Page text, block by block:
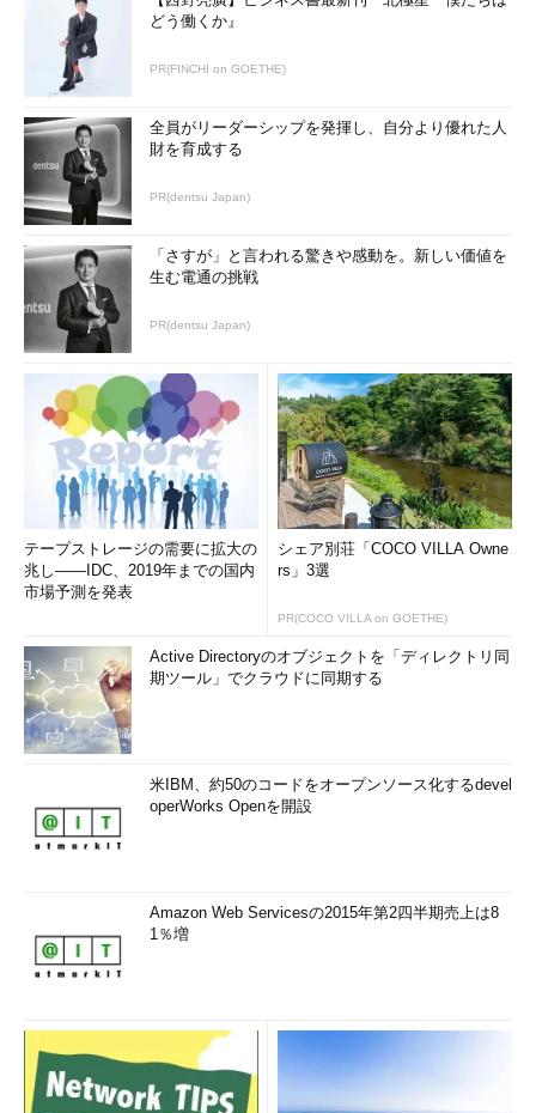
付けにしたもの）、SCSI、SAS（Serial Attached SCSI）、
iSCSI、USBやIEEE 1394（FireWire）接続のディスクなど何でも
よい。プールを構成する各ディスクの容量や速度、接続方法を統
望ましい。記憶域プールでは各ディスクの速度差などは考慮しな
いため）。
複数のディスクをまとめてくれるので、小容量のディスクであ
っても何台か接続すれば、個々の物理ディスク・サイズを超える
大きなボリュームが作成できるようになる。この点では、
Windows Home Serverなどで利用できた「
ンダ」の機能に近いが（Windows 7時代のワークグループ・ネッ
トワーク「Windows Home Server 2011
っと柔軟性やスケーラビリティ、パフォーマンス、冗長性機能に
優れている。
記憶域プールの機能を図にすると次のようになる。
記憶域プール
物理ディスクを複数台まとめて（1台でも可）、プ
ールとする。そして作成した論理的な仮想ディス
クに対して、256Mbytesずつ割り当てる。使用す
る領域にのみブロック（スラブ）を割り当てるの
で、論理ディスクのサイズは将来を見越してあら
かじめ大きく割り当てておくと、以後の管理が楽
計サイズを超えてデータを記録することはできな
いので、必要に応じて物理ディスクを追加する。
して扱っている。そして、そのプールから3つの論理ディスク
（E:、F:、G:）を作成しているが、記憶域プールがユニークなの
は、その論理ドライブへのディスク領域の割り当て方にある。記
どう働くか』
PR(FINCHI on GOETHE)
全員がリーダーシップを発揮し、自分より優れた人
財を育成する
PR(dentsu Japan)
「さすが」と言われる驚きや感動を。新しい価値を
生む電通の挑戦
PR(dentsu Japan)
テープストレージの需要に拡大の
兆し――IDC、2019年までの国内
市場予測を発表
シェア別荘「COCO VILLA Owne
rs」3選
PR(COCO VILLA on GOETHE)
Active Directoryのオブジェクトを「ディレクトリ同
期ツール」でクラウドに同期する
米IBM、約50のコードをオープンソース化するdevel
operWorks Openを開設
Amazon Web Servicesの2015年第2四半期売上は8
1％増